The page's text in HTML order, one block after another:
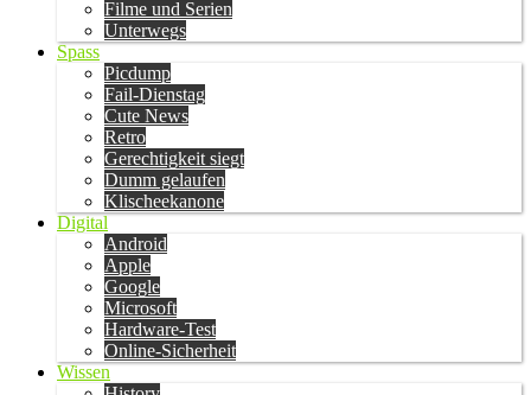
Filme und Serien
Unterwegs
Spass
Picdump
Fail-Dienstag
Cute News
Retro
Gerechtigkeit siegt
Dumm gelaufen
Klischeekanone
Digital
Android
Apple
Google
Microsoft
Hardware-Test
Online-Sicherheit
Wissen